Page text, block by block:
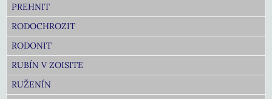
PREHNIT
RODOCHROZIT
RODONIT
RUBÍN V ZOISITE
RUŽENÍN